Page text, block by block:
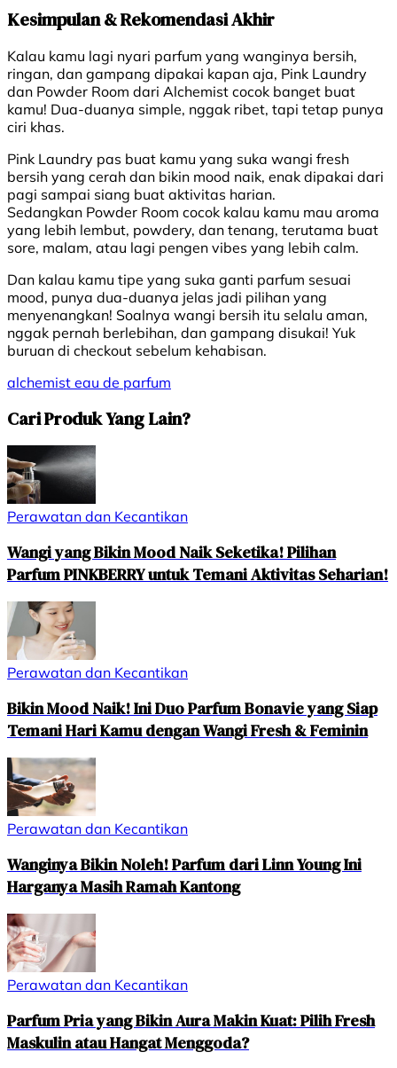
Kesimpulan & Rekomendasi Akhir
Kalau kamu lagi nyari parfum yang wanginya bersih,
ringan, dan gampang dipakai kapan aja, Pink Laundry
dan Powder Room dari Alchemist cocok banget buat
kamu! Dua-duanya simple, nggak ribet, tapi tetap punya
ciri khas.
Pink Laundry pas buat kamu yang suka wangi fresh
bersih yang cerah dan bikin mood naik, enak dipakai dari
pagi sampai siang buat aktivitas harian.
Sedangkan Powder Room cocok kalau kamu mau aroma
yang lebih lembut, powdery, dan tenang, terutama buat
sore, malam, atau lagi pengen vibes yang lebih calm.
Dan kalau kamu tipe yang suka ganti parfum sesuai
mood, punya dua-duanya jelas jadi pilihan yang
menyenangkan! Soalnya wangi bersih itu selalu aman,
nggak pernah berlebihan, dan gampang disukai! Yuk
buruan di checkout sebelum kehabisan.
alchemist eau de parfum
Cari Produk Yang Lain?
Perawatan dan Kecantikan
Wangi yang Bikin Mood Naik Seketika! Pilihan
Parfum PINKBERRY untuk Temani Aktivitas Seharian!
Perawatan dan Kecantikan
Bikin Mood Naik! Ini Duo Parfum Bonavie yang Siap
Temani Hari Kamu dengan Wangi Fresh & Feminin
Perawatan dan Kecantikan
Wanginya Bikin Noleh! Parfum dari Linn Young Ini
Harganya Masih Ramah Kantong
Perawatan dan Kecantikan
Parfum Pria yang Bikin Aura Makin Kuat: Pilih Fresh
Maskulin atau Hangat Menggoda?